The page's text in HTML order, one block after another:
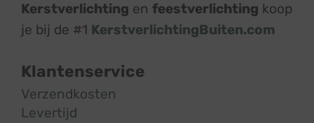
Kerstverlichting en feestverlichting koop
je bij de #1 KerstverlichtingBuiten.com
Klantenservice
Verzendkosten
Levertijd